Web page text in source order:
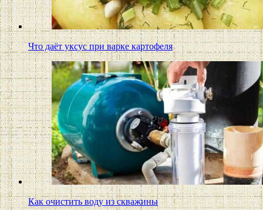
Что даёт уксус при варке картофеля
Как очистить воду из скважины